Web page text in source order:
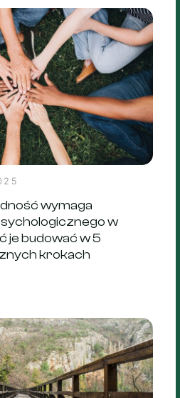
wymaga
w
je budować w 5
krokach